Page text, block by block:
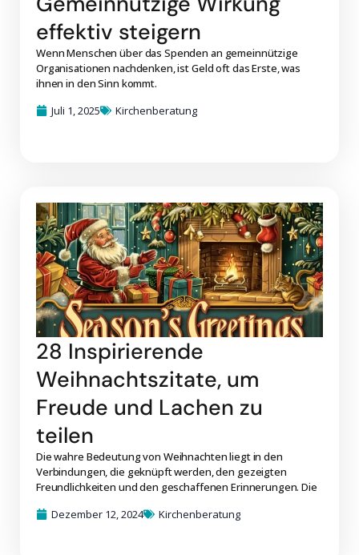
effektiv steigern
Wenn Menschen über das Spenden an gemeinnützige
Organisationen nachdenken, ist Geld oft das Erste, was
ihnen in den Sinn kommt.
Juli 1, 2025
Kirchenberatung
28 Inspirierende
Weihnachtszitate, um
Freude und Lachen zu
teilen
Die wahre Bedeutung von Weihnachten liegt in den
Verbindungen, die geknüpft werden, den gezeigten
Freundlichkeiten und den geschaffenen Erinnerungen. Die
Dezember 12, 2024
Kirchenberatung